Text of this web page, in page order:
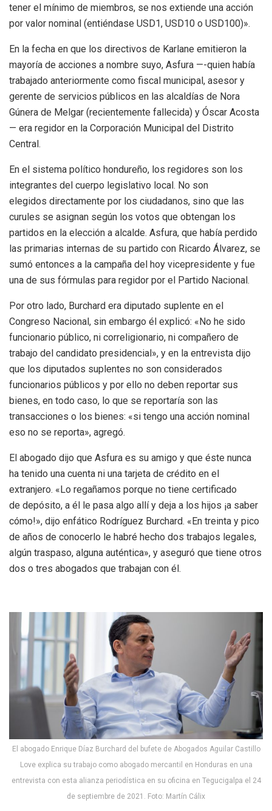
tener el mínimo de miembros, se nos extiende una acción
por valor nominal (entiéndase USD1, USD10 o USD100)».
En la fecha en que los directivos de Karlane emitieron la
mayoría de acciones a nombre suyo, Asfura —-quien había
trabajado anteriormente como fiscal municipal, asesor y
gerente de servicios públicos en las alcaldías de Nora
Gúnera de Melgar (recientemente fallecida) y Óscar Acosta
— era regidor en la Corporación Municipal del Distrito
Central.
En el sistema político hondureño, los regidores son los
integrantes del cuerpo legislativo local. No son
elegidos directamente por los ciudadanos, sino que las
curules se asignan según los votos que obtengan los
partidos en la elección a alcalde. Asfura, que había perdido
las primarias internas de su partido con Ricardo Álvarez, se
sumó entonces a la campaña del hoy vicepresidente y fue
una de sus fórmulas para regidor por el Partido Nacional.
Por otro lado, Burchard era diputado suplente en el
Congreso Nacional, sin embargo él explicó: «No he sido
funcionario público, ni correligionario, ni compañero de
trabajo del candidato presidencial», y en la entrevista dijo
que los diputados suplentes no son considerados
funcionarios públicos y por ello no deben reportar sus
bienes, en todo caso, lo que se reportaría son las
transacciones o los bienes: «si tengo una acción nominal
eso no se reporta», agregó.
El abogado dijo que Asfura es su amigo y que éste nunca
ha tenido una cuenta ni una tarjeta de crédito en el
extranjero. «Lo regañamos porque no tiene certificado
de depósito, a él le pasa algo allí y deja a los hijos ¡a saber
cómo!», dijo enfático Rodríguez Burchard. «En treinta y pico
de años de conocerlo le habré hecho dos trabajos legales,
algún traspaso, alguna auténtica», y aseguró que tiene otros
dos o tres abogados que trabajan con él.
El abogado Enrique Díaz Burchard del bufete de Abogados Aguilar Castillo
Love explica su trabajo como abogado mercantil en Honduras en una
entrevista con esta alianza periodística en su oficina en Tegucigalpa el 24
de septiembre de 2021. Foto: Martín Cálix